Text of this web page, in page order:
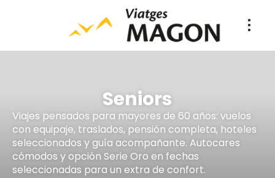
Seniors
Viajes pensados para mayores de 60 años: vuelos
con equipaje, traslados, pensión completa, hoteles
seleccionados y guía acompañante. Autocares
cómodos y opción Serie Oro en fechas
seleccionadas para un extra de confort.